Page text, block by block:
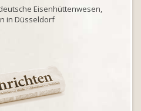
Eisenhüttenwesen,
in Düsseldorf